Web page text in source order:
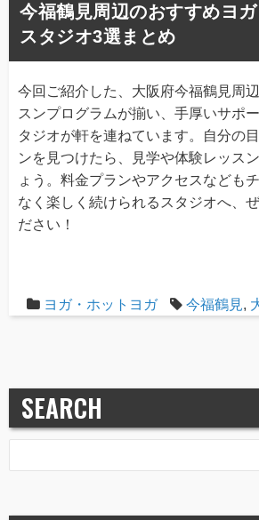
今福鶴見周辺のおすすめヨ
スタジオ3選まとめ
今回ご紹介した、大阪府今福鶴見周
スンプログラムが揃い、手厚いサポ
タジオが軒を連ねています。自分の
ンを見つけたら、見学や体験レッス
ょう。料金プランやアクセスなども
なく楽しく続けられるスタジオへ、
ださい！
ヨガ・ホットヨガ 今福鶴見,
SEARCH